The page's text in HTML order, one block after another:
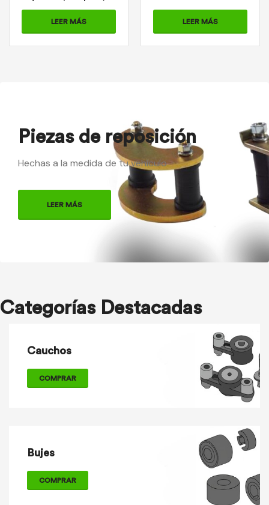
Cod: 2-01-0263
LEER MÁS
0214A
LEER MÁS
Piezas de reposición
Hechas a la medida de tu vehículo
LEER MÁS
Categorías Destacadas
Cauchos
COMPRAR
Bujes
COMPRAR